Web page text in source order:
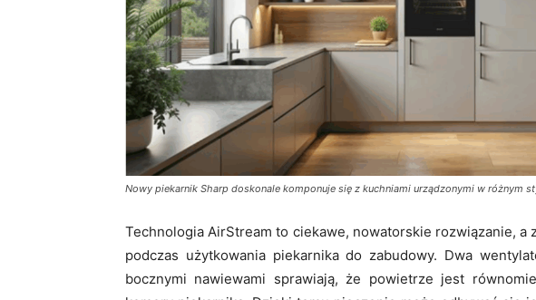
Nowy piekarnik Sharp doskonale komponuje się z kuchniami urządzonymi w różnym
Technologia AirStream to ciekawe, nowatorskie rozwiązanie,
podczas użytkowania piekarnika do zabudowy. Dwa
bocznymi nawiewami sprawiają, że powietrze jest